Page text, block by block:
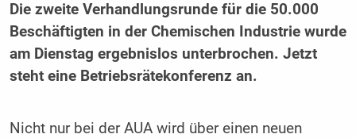
Die zweite Verhandlungsrunde für die 50.000
Beschäftigten in der Chemischen Industrie wurde
am Dienstag ergebnislos unterbrochen. Jetzt
steht eine Betriebsrätekonferenz an.
Nicht nur bei der AUA wird über einen neuen